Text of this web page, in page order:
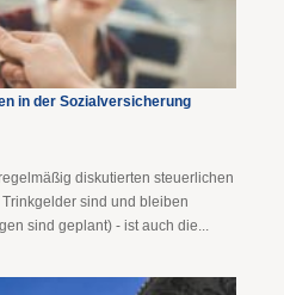
in der Sozialversicherung
diskutierten steuerlichen
sind und bleiben
sind geplant) - ist auch die...